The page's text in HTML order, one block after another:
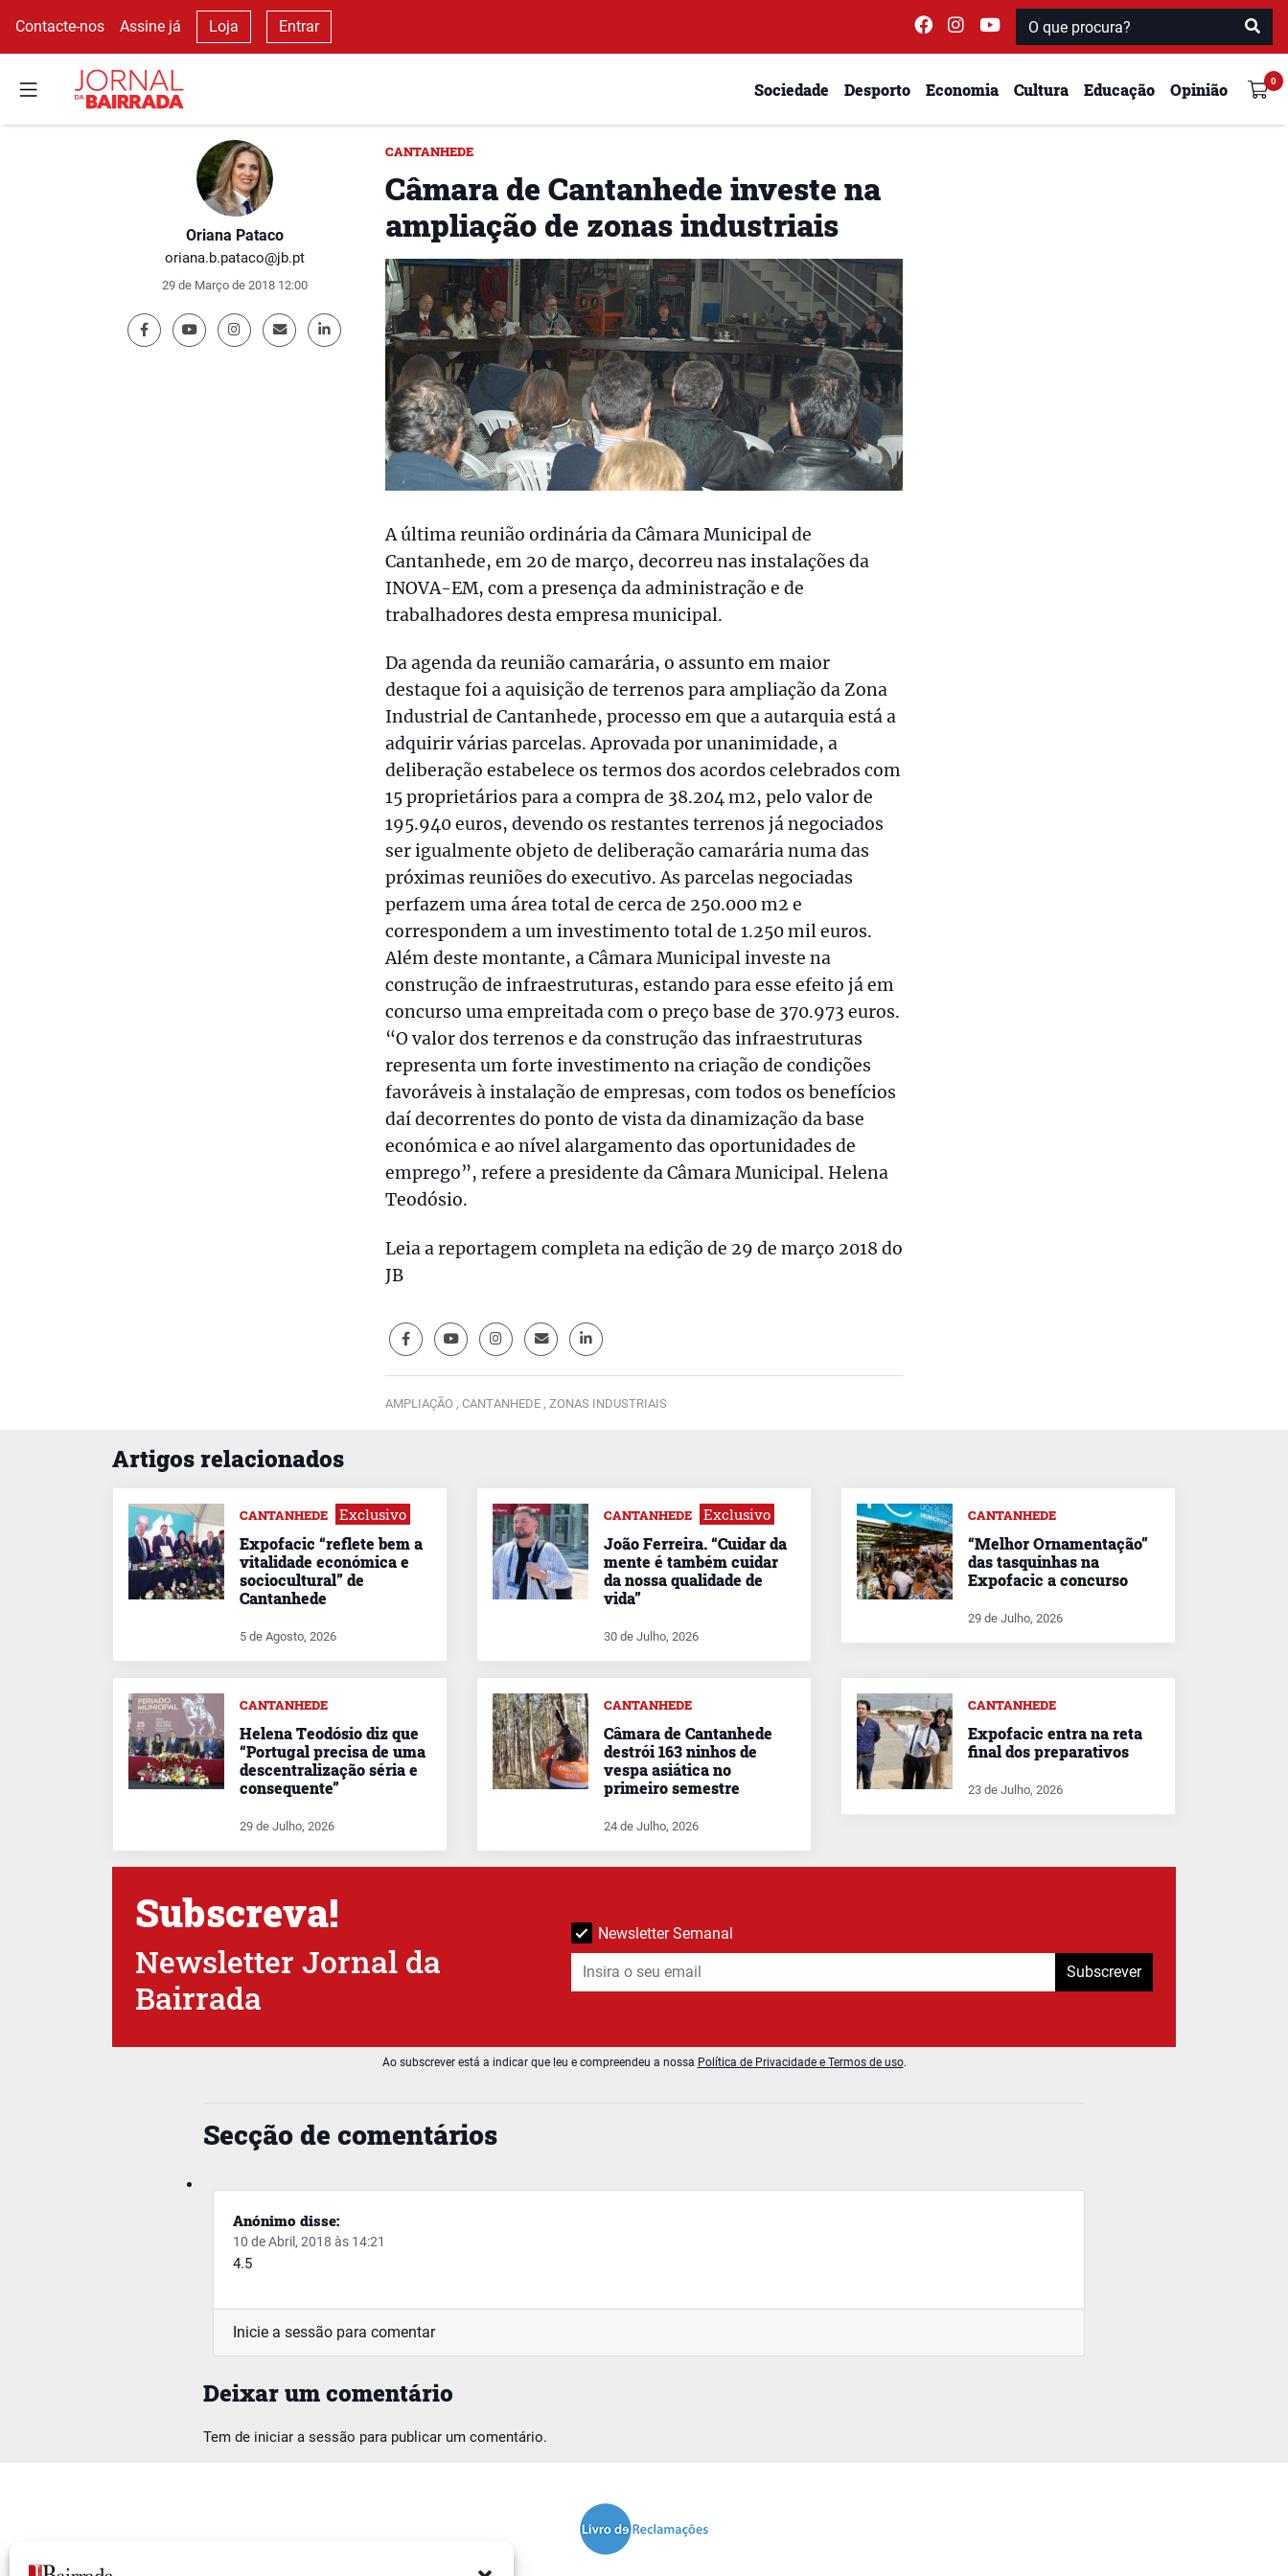
Contacte-nos Assine já Loja Entrar
Sociedade Desporto Economia Cultura Educação Opinião
Oriana Pataco
oriana.b.pataco@jb.pt
29 de Março de 2018 12:00
CANTANHEDE
Câmara de Cantanhede investe na
ampliação de zonas industriais
A última reunião ordinária da Câmara Municipal de
Cantanhede, em 20 de março, decorreu nas instalações da
INOVA-EM, com a presença da administração e de
trabalhadores desta empresa municipal.
Da agenda da reunião camarária, o assunto em maior
destaque foi a aquisição de terrenos para ampliação da Zona
Industrial de Cantanhede, processo em que a autarquia está a
adquirir várias parcelas. Aprovada por unanimidade, a
deliberação estabelece os termos dos acordos celebrados com
15 proprietários para a compra de 38.204 m2, pelo valor de
195.940 euros, devendo os restantes terrenos já negociados
ser igualmente objeto de deliberação camarária numa das
próximas reuniões do executivo. As parcelas negociadas
perfazem uma área total de cerca de 250.000 m2 e
correspondem a um investimento total de 1.250 mil euros.
Além deste montante, a Câmara Municipal investe na
construção de infraestruturas, estando para esse efeito já em
concurso uma empreitada com o preço base de 370.973 euros.
“O valor dos terrenos e da construção das infraestruturas
representa um forte investimento na criação de condições
favoráveis à instalação de empresas, com todos os benefícios
daí decorrentes do ponto de vista da dinamização da base
económica e ao nível alargamento das oportunidades de
emprego”, refere a presidente da Câmara Municipal. Helena
Teodósio.
Leia a reportagem completa na edição de 29 de março 2018 do
JB
AMPLIAÇÃO , CANTANHEDE , ZONAS INDUSTRIAIS
Artigos relacionados
Secção de comentários
Anónimo disse:
10 de Abril, 2018 às 14:21
4.5
Inicie a sessão para comentar
Deixar um comentário
Tem de iniciar a sessão para publicar um comentário.
CANTANHEDE Exclusivo
Expofacic “reflete bem a
vitalidade económica e
sociocultural” de
Cantanhede
5 de Agosto, 2026
CANTANHEDE Exclusivo
João Ferreira. “Cuidar da
mente é também cuidar
da nossa qualidade de
vida”
30 de Julho, 2026
CANTANHEDE
“Melhor Ornamentação”
das tasquinhas na
Expofacic a concurso
29 de Julho, 2026
CANTANHEDE
Helena Teodósio diz que
“Portugal precisa de uma
descentralização séria e
consequente”
29 de Julho, 2026
CANTANHEDE
Câmara de Cantanhede
destrói 163 ninhos de
vespa asiática no
primeiro semestre
24 de Julho, 2026
CANTANHEDE
Expofacic entra na reta
final dos preparativos
23 de Julho, 2026
Subscreva!
Newsletter Jornal da
Bairrada
Newsletter Semanal
Subscrever
Ao subscrever está a indicar que leu e compreendeu a nossa Política de Privacidade e Termos de uso.